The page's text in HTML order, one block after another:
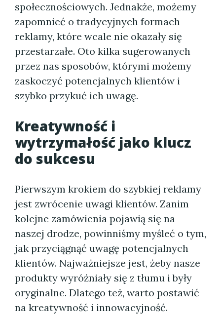
społecznościowych. Jednakże, możemy
zapomnieć o tradycyjnych formach
reklamy, które wcale nie okazały się
przestarzałe. Oto kilka sugerowanych
przez nas sposobów, którymi możemy
zaskoczyć potencjalnych klientów i
szybko przykuć ich uwagę.
Kreatywność i
wytrzymałość jako klucz
do sukcesu
Pierwszym krokiem do szybkiej reklamy
jest zwrócenie uwagi klientów. Zanim
kolejne zamówienia pojawią się na
naszej drodze, powinniśmy myśleć o tym,
jak przyciągnąć uwagę potencjalnych
klientów. Najważniejsze jest, żeby nasze
produkty wyróżniały się z tłumu i były
oryginalne. Dlatego też, warto postawić
na kreatywność i innowacyjność.